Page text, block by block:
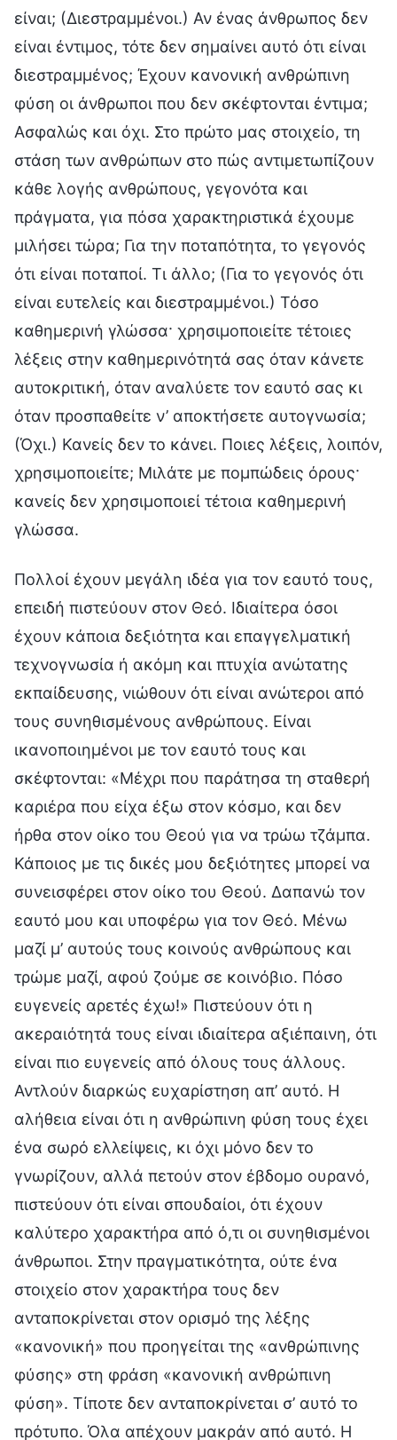
είναι; (Διεστραμμένοι.) Αν ένας άνθρωπος δεν
είναι έντιμος, τότε δεν σημαίνει αυτό ότι είναι
διεστραμμένος; Έχουν κανονική ανθρώπινη
φύση οι άνθρωποι που δεν σκέφτονται έντιμα;
Ασφαλώς και όχι. Στο πρώτο μας στοιχείο, τη
στάση των ανθρώπων στο πώς αντιμετωπίζουν
κάθε λογής ανθρώπους, γεγονότα και
πράγματα, για πόσα χαρακτηριστικά έχουμε
μιλήσει τώρα; Για την ποταπότητα, το γεγονός
ότι είναι ποταποί. Τι άλλο; (Για το γεγονός ότι
είναι ευτελείς και διεστραμμένοι.) Τόσο
καθημερινή γλώσσα· χρησιμοποιείτε τέτοιες
λέξεις στην καθημερινότητά σας όταν κάνετε
αυτοκριτική, όταν αναλύετε τον εαυτό σας κι
όταν προσπαθείτε ν’ αποκτήσετε αυτογνωσία;
(Όχι.) Κανείς δεν το κάνει. Ποιες λέξεις, λοιπόν,
χρησιμοποιείτε; Μιλάτε με πομπώδεις όρους·
κανείς δεν χρησιμοποιεί τέτοια καθημερινή
γλώσσα.
Πολλοί έχουν μεγάλη ιδέα για τον εαυτό τους,
επειδή πιστεύουν στον Θεό. Ιδιαίτερα όσοι
έχουν κάποια δεξιότητα και επαγγελματική
τεχνογνωσία ή ακόμη και πτυχία ανώτατης
εκπαίδευσης, νιώθουν ότι είναι ανώτεροι από
τους συνηθισμένους ανθρώπους. Είναι
ικανοποιημένοι με τον εαυτό τους και
σκέφτονται: «Μέχρι που παράτησα τη σταθερή
καριέρα που είχα έξω στον κόσμο, και δεν
ήρθα στον οίκο του Θεού για να τρώω τζάμπα.
Κάποιος με τις δικές μου δεξιότητες μπορεί να
συνεισφέρει στον οίκο του Θεού. Δαπανώ τον
εαυτό μου και υποφέρω για τον Θεό. Μένω
μαζί μ’ αυτούς τους κοινούς ανθρώπους και
τρώμε μαζί, αφού ζούμε σε κοινόβιο. Πόσο
ευγενείς αρετές έχω!» Πιστεύουν ότι η
ακεραιότητά τους είναι ιδιαίτερα αξιέπαινη, ότι
είναι πιο ευγενείς από όλους τους άλλους.
Αντλούν διαρκώς ευχαρίστηση απ’ αυτό. Η
αλήθεια είναι ότι η ανθρώπινη φύση τους έχει
ένα σωρό ελλείψεις, κι όχι μόνο δεν το
γνωρίζουν, αλλά πετούν στον έβδομο ουρανό,
πιστεύουν ότι είναι σπουδαίοι, ότι έχουν
καλύτερο χαρακτήρα από ό,τι οι συνηθισμένοι
άνθρωποι. Στην πραγματικότητα, ούτε ένα
στοιχείο στον χαρακτήρα τους δεν
ανταποκρίνεται στον ορισμό της λέξης
«κανονική» που προηγείται της «ανθρώπινης
φύσης» στη φράση «κανονική ανθρώπινη
φύση». Τίποτε δεν ανταποκρίνεται σ’ αυτό το
πρότυπο. Όλα απέχουν μακράν από αυτό. Η